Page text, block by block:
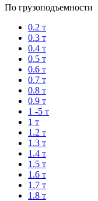
По грузоподъемности
0.2 т
0.3 т
0.4 т
0.5 т
0.6 т
0.7 т
0.8 т
0.9 т
1 -5 т
1 т
1.2 т
1.3 т
1.4 т
1.5 т
1.6 т
1.7 т
1.8 т